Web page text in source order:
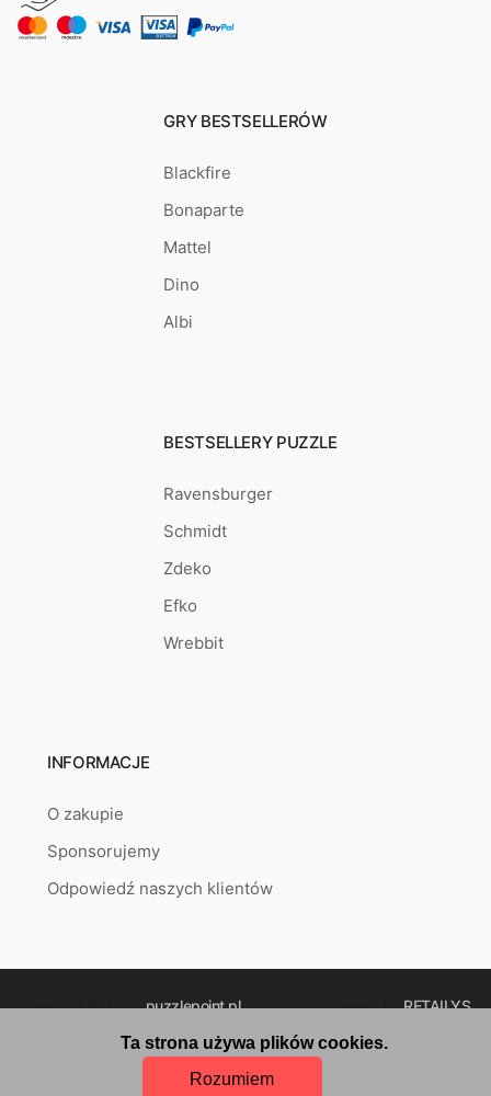
GRY BESTSELLERÓW
Blackfire
Bonaparte
Mattel
Dino
Albi
BESTSELLERY PUZZLE
Ravensburger
Schmidt
Zdeko
Efko
Wrebbit
INFORMACJE
O zakupie
Sponsorujemy
Odpowiedź naszych klientów
Copyright © 2026puzzlepoint.pl Created byRETAILYS.
Ta strona używa plików cookies.
Rozumiem